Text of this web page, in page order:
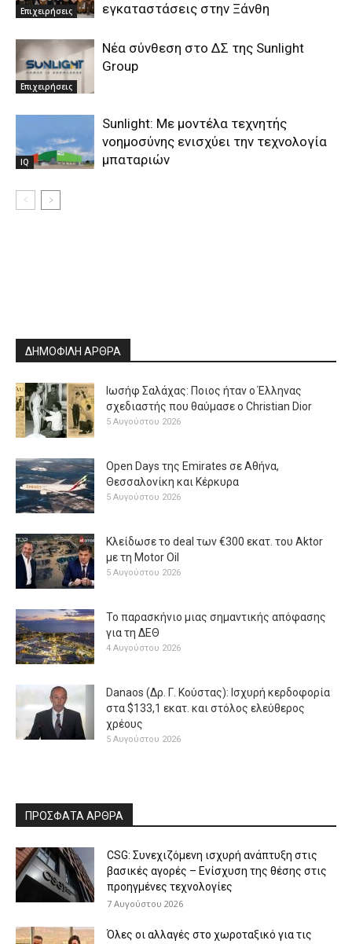
Επιχειρήσεις
εγκαταστάσεις στην Ξάνθη
Επιχειρήσεις
Νέα σύνθεση στο ΔΣ της Sunlight
Group
IQ
Sunlight: Με μοντέλα τεχνητής
νοημοσύνης ενισχύει την τεχνολογία
μπαταριών
ΔΗΜΟΦΙΛΗ ΑΡΘΡΑ
Ιωσήφ Σαλάχας: Ποιος ήταν ο Έλληνας
σχεδιαστής που θαύμασε ο Christian Dior
5 Αυγούστου 2026
Open Days της Emirates σε Αθήνα,
Θεσσαλονίκη και Κέρκυρα
5 Αυγούστου 2026
Κλείδωσε το deal των €300 εκατ. του Aktor
με τη Μotor Oil
5 Αυγούστου 2026
Το παρασκήνιο μιας σημαντικής απόφασης
για τη ΔΕΘ
4 Αυγούστου 2026
Danaos (Δρ. Γ. Κούστας): Ισχυρή κερδοφορία
στα $133,1 εκατ. και στόλος ελεύθερος
χρέους
5 Αυγούστου 2026
ΠΡΟΣΦΑΤΑ ΑΡΘΡΑ
CSG: Συνεχιζόμενη ισχυρή ανάπτυξη στις
βασικές αγορές – Ενίσχυση της θέσης στις
προηγμένες τεχνολογίες
7 Αυγούστου 2026
Όλες οι αλλαγές στο χωροταξικό για τις